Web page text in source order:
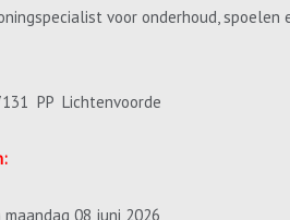
voor onderhoud,
PP Lichtenvoorde
08 juni 2026